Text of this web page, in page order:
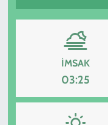
İMSAK
03:25